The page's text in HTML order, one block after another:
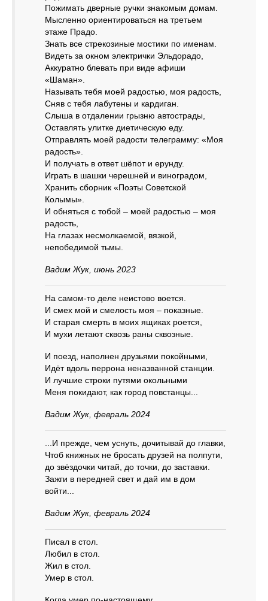
Пожимать дверные ручки знакомым домам.
Мысленно ориентироваться на третьем
этаже Прадо.
Знать все стрекозиные мостики по именам.
Видеть за окном электрички Эльдорадо,
Аккуратно блевать при виде афиши
«Шаман».
Называть тебя моей радостью, моя радость,
Сняв с тебя лабутены и кардиган.
Слыша в отдалении грызню автострады,
Оставлять улитке диетическую еду.
Отправлять моей радости телеграмму: «Моя
радость».
И получать в ответ шёпот и ерунду.
Играть в шашки черешней и виноградом,
Хранить сборник «Поэты Советской
Колымы».
И обняться с тобой – моей радостью – моя
радость,
На глазах несмолкаемой, вязкой,
непобедимой тьмы.
Вадим Жук, июнь 2023
На самом-то деле неистово воется.
И смех мой и смелость моя – показные.
И старая смерть в моих ящиках роется,
И мухи летают сквозь раны сквозные.
И поезд, наполнен друзьями покойными,
Идёт вдоль перрона неназванной станции.
И лучшие строки путями окольными
Меня покидают, как город повстанцы...
Вадим Жук, февраль 2024
...И прежде, чем уснуть, дочитывай до главки,
Чтоб книжных не бросать друзей на полпути,
до звёздочки читай, до точки, до заставки.
Зажги в передней свет и дай им в дом
войти...
Вадим Жук, февраль 2024
Писал в стол.
Любил в стол.
Жил в стол.
Умер в стол.